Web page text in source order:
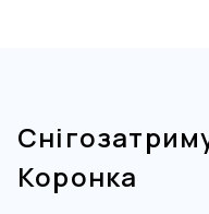
Коронка